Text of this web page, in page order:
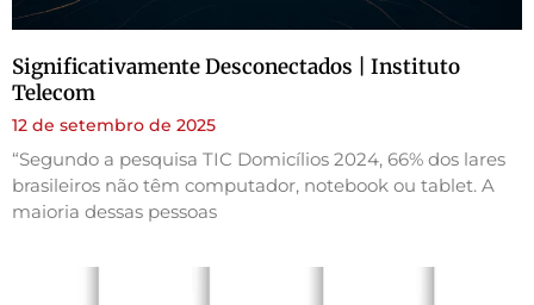
Significativamente Desconectados | Instituto
Telecom
12 de setembro de 2025
“Segundo a pesquisa TIC Domicílios 2024, 66% dos lares
brasileiros não têm computador, notebook ou tablet. A
maioria dessas pessoas